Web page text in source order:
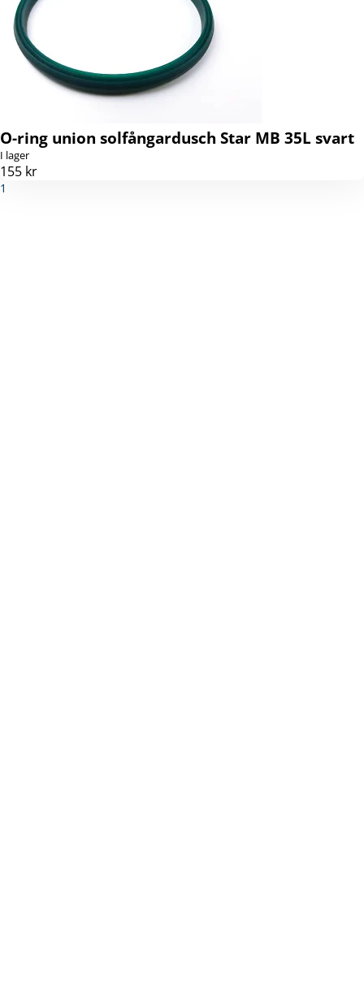
O-ring union solfångardusch Star MB 35L svart
I lager
155 kr
1